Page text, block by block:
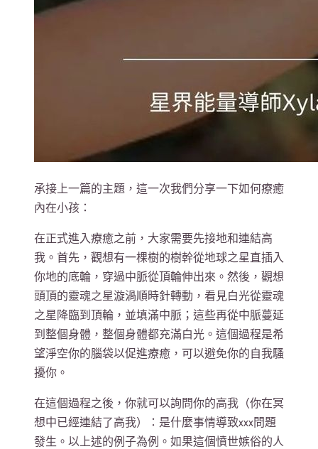
承接上一篇的主題，這一次我們分享一下如何療癒
內在小孩：
在正式進入療癒之前，大家需要先接地和連結高
我。首先，觀想有一棵樹的樹幹從地球之星直插入
你地的底輪，穿過中脈從頂輪伸出來。然後，觀想
頭頂的靈魂之星漩渦順時針轉動，看見白光從靈魂
之星降臨到頂輪，並填滿中脈；這些再從中脈蔓延
到整個身體，整個身體都充滿白光。這個過程是希
望淨空你的腦袋以促進療癒，可以避免你的自我騷
擾你。
在這個過程之後，你就可以詢問你的高我（你在冥
想中已經連結了高我）：是什麼事情導致xxx問題
發生。以上述的例子為例。如果這個憤世嫉俗的人